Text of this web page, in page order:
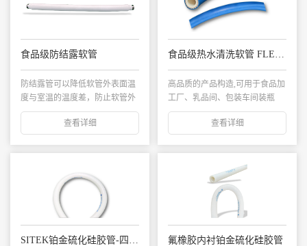
食品级防结露软管
防结露管可以降低软管外表面温
度与室温的温度差，防止软管外
表面产生冷凝水，...
查看详细
食品级热水清洗软管 FLEXNORM SANI-WASHING
高品质的产品构造,可用于食品加
工厂、乳品间、包装车间装瓶
厂、啤酒罐头厂、...
查看详细
SITEK铂金硫化硅胶管-四层纤维增强 无螺旋钢丝 氟橡胶内衬铂金硫化硅胶管